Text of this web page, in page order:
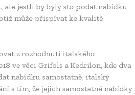
ale jestli by byly sto podat nabídku
může přispívat ke kvalitě
z rozhodnutí italského
ve věci Grifols a Kedrilon, kde dva
nabídku samostatně, italský
s tím, že jejich samostatné nabídky